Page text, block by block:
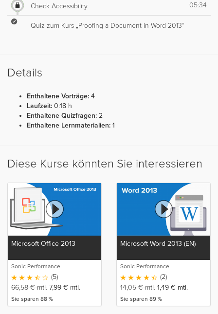
Check Accessibility 05:34
Quiz zum Kurs „Proofing a Document in Word 2013“
Details
Enthaltene Vorträge: 4
Laufzeit: 0:18 h
Enthaltene Quizfragen: 2
Enthaltene Lernmaterialien: 1
Diese Kurse könnten Sie interessieren
Microsoft Office 2013
Sonic Performance
(5)
66,58€mtl. 7,99 € mtl.
Sie sparen 88 %
Microsoft Word 2013 (EN)
Sonic Performance
(2)
14,05€mtl. 1,49 € mtl.
Sie sparen 89 %